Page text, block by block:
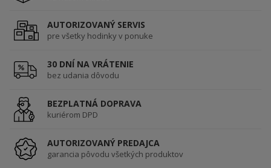
AUTORIZOVANÝ SERVIS
pre všetky hodinky v ponuke
30 DNÍ NA VRÁTENIE
bez udania dôvodu
BEZPLATNÁ DOPRAVA
kuriérom DPD
AUTORIZOVANÝ PREDAJCA
garancia pôvodu všetkých produktov